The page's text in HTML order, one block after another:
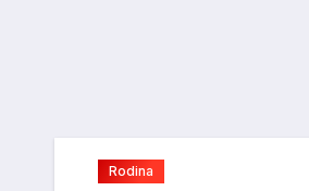
Rodina